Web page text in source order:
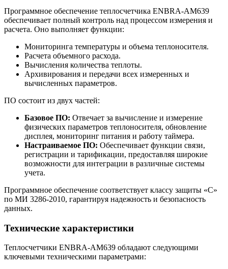
Программное обеспечение теплосчетчика ENBRA-АМ639
обеспечивает полный контроль над процессом измерения и
расчета. Оно выполняет функции:
Мониторинга температуры и объема теплоносителя.
Расчета объемного расхода.
Вычисления количества теплоты.
Архивирования и передачи всех измеренных и
вычисленных параметров.
ПО состоит из двух частей:
Базовое ПО: Отвечает за вычисление и измерение
физических параметров теплоносителя, обновление
дисплея, мониторинг питания и работу таймера.
Настраиваемое ПО: Обеспечивает функции связи,
регистрации и тарификации, предоставляя широкие
возможности для интеграции в различные системы
учета.
Программное обеспечение соответствует классу защиты «С»
по МИ 3286-2010, гарантируя надежность и безопасность
данных.
Технические характеристики
Теплосчетчики ENBRA-АМ639 обладают следующими
ключевыми техническими параметрами: